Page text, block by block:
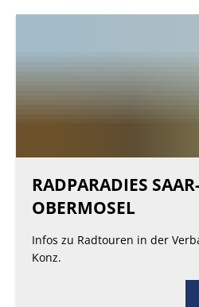
RADPARADIES
OBERMOSEL
Infos zu Radtouren in der
Konz.